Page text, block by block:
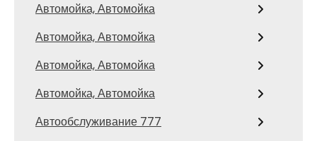
Автомойка, Автомойка
Автомойка, Автомойка
Автомойка, Автомойка
Автомойка, Автомойка
Автообслуживание 777